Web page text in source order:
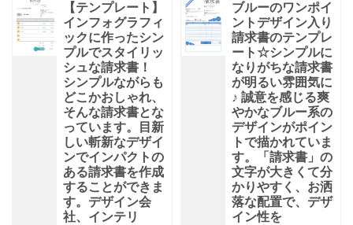
【テンプレート】
インフォグラフィ
ックに作ったシン
プルでスタイリッ
シュな請求書！
シンプルながらも
どこかおしゃれ、
そんな請求書とな
っています。目新
しい斬新なデザイ
ンでインパクトの
ある請求書を作成
することができま
す。デザイン会
社、インテリ
ブルーのワンポイ
ントデザイン入り
請求書のテンプレ
ート☆シンプルに
なりがちな請求書
が明るい雰囲気に
♪ 誠意を感じる爽
やかなブルー系の
デザインがポイン
トで描かれていま
す。「請求書」の
文字が大きくて分
かりやすく、お洒
落な配置で、デザ
イン性を